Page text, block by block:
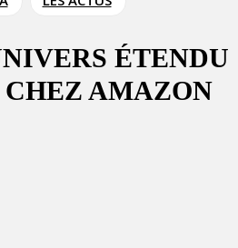
ÉTENDU
CHEZ AMAZON